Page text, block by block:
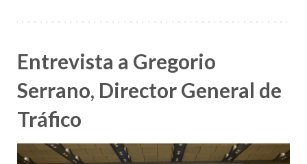
Entrevista a Gregorio
Serrano, Director General de
Tráfico